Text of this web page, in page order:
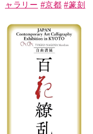
ャラリー #京都 #篆刻